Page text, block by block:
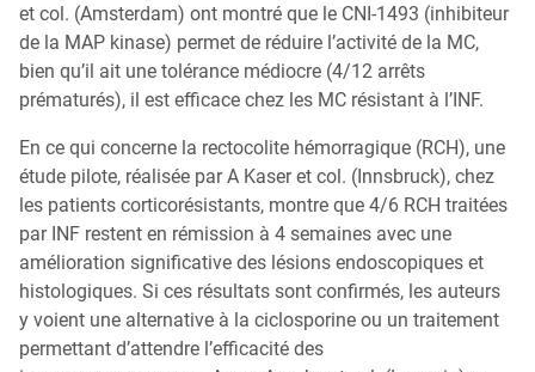
et col. (Amsterdam) ont montré que le CNI-1493 (inhibiteur
de la MAP kinase) permet de réduire l’activité de la MC,
bien qu’il ait une tolérance médiocre (4/12 arrêts
prématurés), il est efficace chez les MC résistant à l’INF.
En ce qui concerne la rectocolite hémorragique (RCH), une
étude pilote, réalisée par A Kaser et col. (Innsbruck), chez
les patients corticorésistants, montre que 4/6 RCH traitées
par INF restent en rémission à 4 semaines avec une
amélioration significative des lésions endoscopiques et
histologiques. Si ces résultats sont confirmés, les auteurs
y voient une alternative à la ciclosporine ou un traitement
permettant d’attendre l’efficacité des